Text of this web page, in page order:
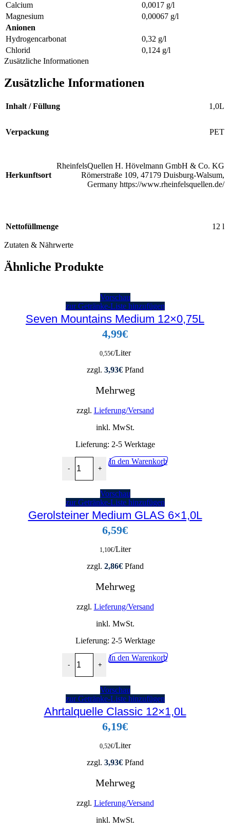
Calcium
0,0017 g/l
Magnesium
0,00067 g/l
Anionen
Hydrogencarbonat
0,32 g/l
Chlorid
0,124 g/l
Zusätzliche Informationen
Zusätzliche Informationen
Inhalt / Füllung 1,0L
Verpackung PET
Herkunftsort
RheinfelsQuellen H. Hövelmann GmbH & Co. KG
Römerstraße 109, 47179 Duisburg-Walsum,
Germany https://www.rheinfelsquellen.de/
Nettofüllmenge 12 l
Zutaten & Nährwerte
Ähnliche Produkte
Vorschau
zur Getränke-Liste hinzufügen
Seven Mountains Medium 12×0,75L
4,99€
0,55€/Liter
zzgl. 3,93€Pfand
Mehrweg
zzgl. Lieferung/Versand
inkl. MwSt.
Lieferung: 2-5 Werktage
-
Seven Mountains Medium 12x0,75L Menge
+
In den Warenkorb
Vorschau
zur Getränke-Liste hinzufügen
Gerolsteiner Medium GLAS 6×1,0L
6,59€
1,10€/Liter
zzgl. 2,86€Pfand
Mehrweg
zzgl. Lieferung/Versand
inkl. MwSt.
Lieferung: 2-5 Werktage
-
Gerolsteiner Medium GLAS 6x1,0L Menge
+
In den Warenkorb
Vorschau
zur Getränke-Liste hinzufügen
Ahrtalquelle Classic 12×1,0L
6,19€
0,52€/Liter
zzgl. 3,93€Pfand
Mehrweg
zzgl. Lieferung/Versand
inkl. MwSt.